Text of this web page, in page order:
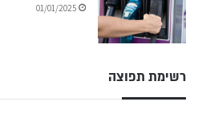
01/01/2025
רשימת תפוצה